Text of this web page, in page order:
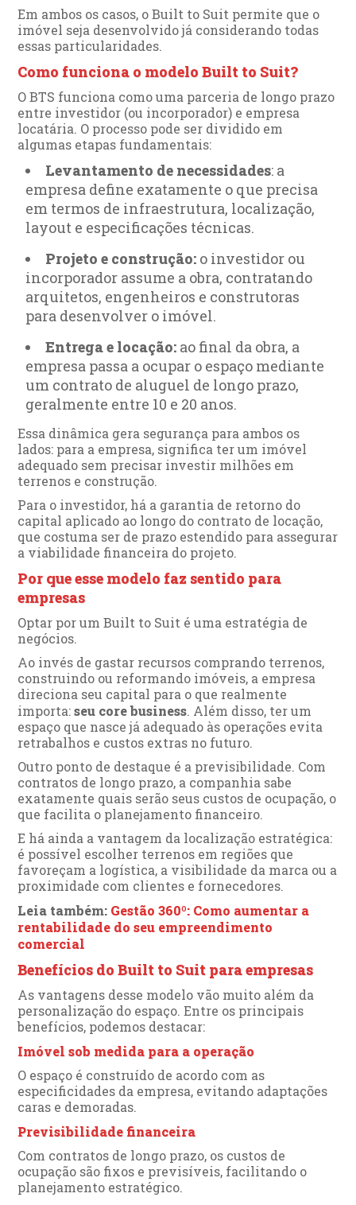
Em ambos os casos, o Built to Suit permite que o
imóvel seja desenvolvido já considerando todas
essas particularidades.
Como funciona o modelo Built to Suit?
O BTS funciona como uma parceria de longo prazo
entre investidor (ou incorporador) e empresa
locatária. O processo pode ser dividido em
algumas etapas fundamentais:
Levantamento de necessidades: a
empresa define exatamente o que precisa
em termos de infraestrutura, localização,
layout e especificações técnicas.
Projeto e construção: o investidor ou
incorporador assume a obra, contratando
arquitetos, engenheiros e construtoras
para desenvolver o imóvel.
Entrega e locação: ao final da obra, a
empresa passa a ocupar o espaço mediante
um contrato de aluguel de longo prazo,
geralmente entre 10 e 20 anos.
Essa dinâmica gera segurança para ambos os
lados: para a empresa, significa ter um imóvel
adequado sem precisar investir milhões em
terrenos e construção.
Para o investidor, há a garantia de retorno do
capital aplicado ao longo do contrato de locação,
que costuma ser de prazo estendido para assegurar
a viabilidade financeira do projeto.
Por que esse modelo faz sentido para
empresas
Optar por um Built to Suit é uma estratégia de
negócios.
Ao invés de gastar recursos comprando terrenos,
construindo ou reformando imóveis, a empresa
direciona seu capital para o que realmente
importa:seu core business. Além disso, ter um
espaço que nasce já adequado às operações evita
retrabalhos e custos extras no futuro.
Outro ponto de destaque é a previsibilidade. Com
contratos de longo prazo, a companhia sabe
exatamente quais serão seus custos de ocupação, o
que facilita o planejamento financeiro.
E há ainda a vantagem da localização estratégica:
é possível escolher terrenos em regiões que
favoreçam a logística, a visibilidade da marca ou a
proximidade com clientes e fornecedores.
Leia também: Gestão 360º: Como aumentar a
rentabilidade do seu empreendimento
comercial
Benefícios do Built to Suit para empresas
As vantagens desse modelo vão muito além da
personalização do espaço. Entre os principais
benefícios, podemos destacar:
Imóvel sob medida para a operação
O espaço é construído de acordo com as
especificidades da empresa, evitando adaptações
caras e demoradas.
Previsibilidade financeira
Com contratos de longo prazo, os custos de
ocupação são fixos e previsíveis, facilitando o
planejamento estratégico.